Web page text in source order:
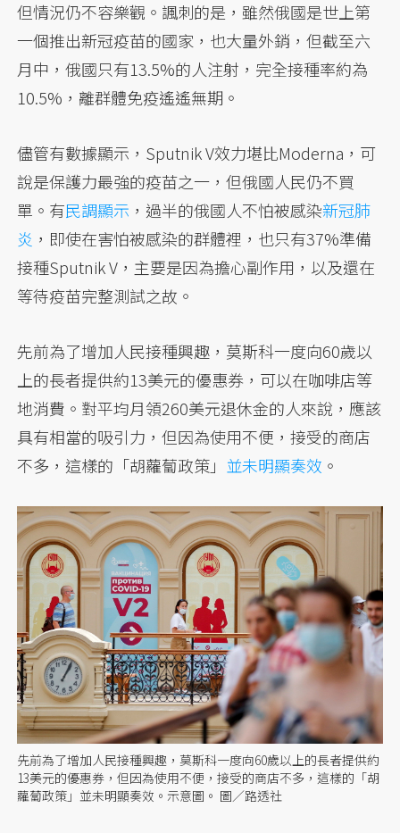
但情況仍不容樂觀。諷刺的是，雖然俄國是世上第
一個推出新冠疫苗的國家，也大量外銷，但截至六
月中，俄國只有13.5%的人注射，完全接種率約為
10.5%，離群體免疫遙遙無期。
儘管有數據顯示，Sputnik V效力堪比Moderna，可
說是保護力最強的疫苗之一，但俄國人民仍不買
單。有民調顯示 ，過半的俄國人不怕被感染新冠肺
炎 ，即使在害怕被感染的群體裡，也只有37%準備
接種Sputnik V，主要是因為擔心副作用，以及還在
等待疫苗完整測試之故。
先前為了增加人民接種興趣，莫斯科一度向60歲以
上的長者提供約13美元的優惠券，可以在咖啡店等
地消費。對平均月領260美元退休金的人來說，應該
具有相當的吸引力，但因為使用不便，接受的商店
不多，這樣的「胡蘿蔔政策」 並未明顯奏效 。
先前為了增加人民接種興趣，莫斯科一度向60歲以上的長者提供約
13美元的優惠券，但因為使用不便，接受的商店不多，這樣的「胡
蘿蔔政策」並未明顯奏效。示意圖。 圖／路透社